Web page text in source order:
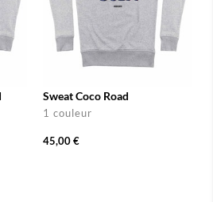
Sweat Coco Road
1 couleur
45,00 €